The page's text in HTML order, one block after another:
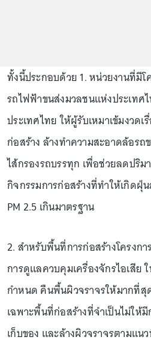
ทั้งนี้ประกอบด้วย 1. หน่วยงานที่มีโ
รถไฟฟ้าขนส่งมวลชนแห่งประเทศ
ประเทศไทย ให้ผู้รับเหมาเข้มงวด
ก่อสร้าง ล้างทำความสะอาดล้อร
ไส้กรองรถบรรทุก เพื่อช่วยลดปริ
กิจกรรมการก่อสร้างที่ทําให้เกิดฝุ่
PM 2.5 เกินมาตรฐาน
2. สำหรับพื้นที่การก่อสร้างโครงก
การดูแลควบคุมเครื่องจักรไอเสีย
กำหนด คืนพื้นผิวจราจรให้มากที่สุ
เฉพาะพื้นที่ก่อสร้างที่จำเป็นไม่ให้
เก็บของ และล้างผิวจราจรตามแ